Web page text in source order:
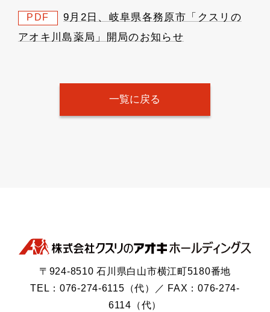
PDF
9月2日、岐阜県各務原市「クスリの
アオキ川島薬局」開局のお知らせ
一覧に戻る
〒924-8510 石川県白山市横江町5180番地
TEL：076-274-6115（代）／ FAX：076-274-
6114（代）